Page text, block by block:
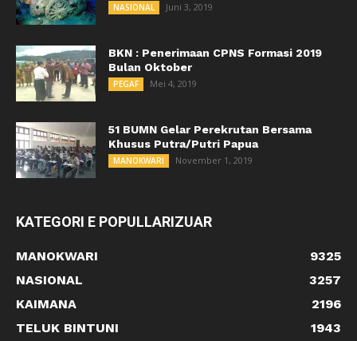
NASIONAL Juni 3, 2019
BKN : Penerimaan CPNS Formasi 2019
Bulan Oktober
PEGAF Mei 4, 2019
51 BUMN Gelar Perekrutan Bersama
Khusus Putra/Putri Papua
MANOKWARI November 1, 2019
KATEGORI E POPULLARIZUAR
MANOKWARI
9325
NASIONAL
3257
KAIMANA
2196
TELUK BINTUNI
1943